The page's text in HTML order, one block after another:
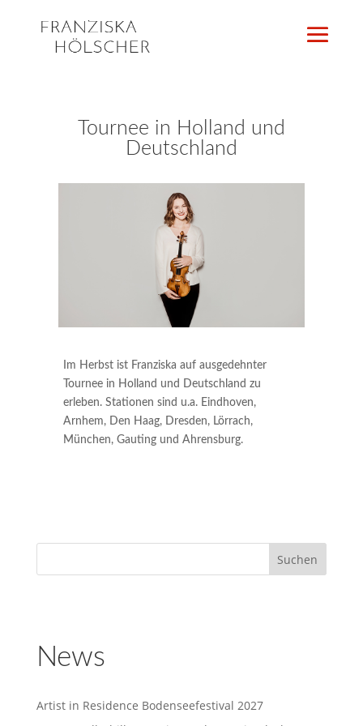
Tournee in Holland und
Deutschland
Im Herbst ist Franziska auf ausgedehnter
Tournee in Holland und Deutschland zu
erleben. Stationen sind u.a. Eindhoven,
Arnhem, Den Haag, Dresden, Lörrach,
München, Gauting und Ahrensburg.
News
Artist in Residence Bodenseefestival 2027